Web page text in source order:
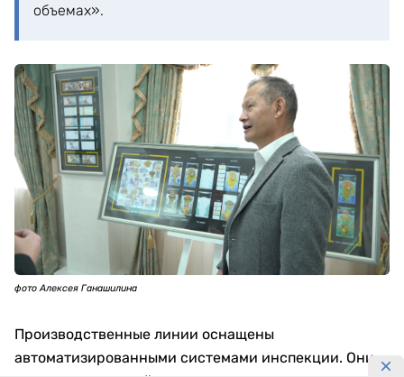
объемах».
фото Алексея Ганашилина
Производственные линии оснащены
автоматизированными системами инспекции. Они